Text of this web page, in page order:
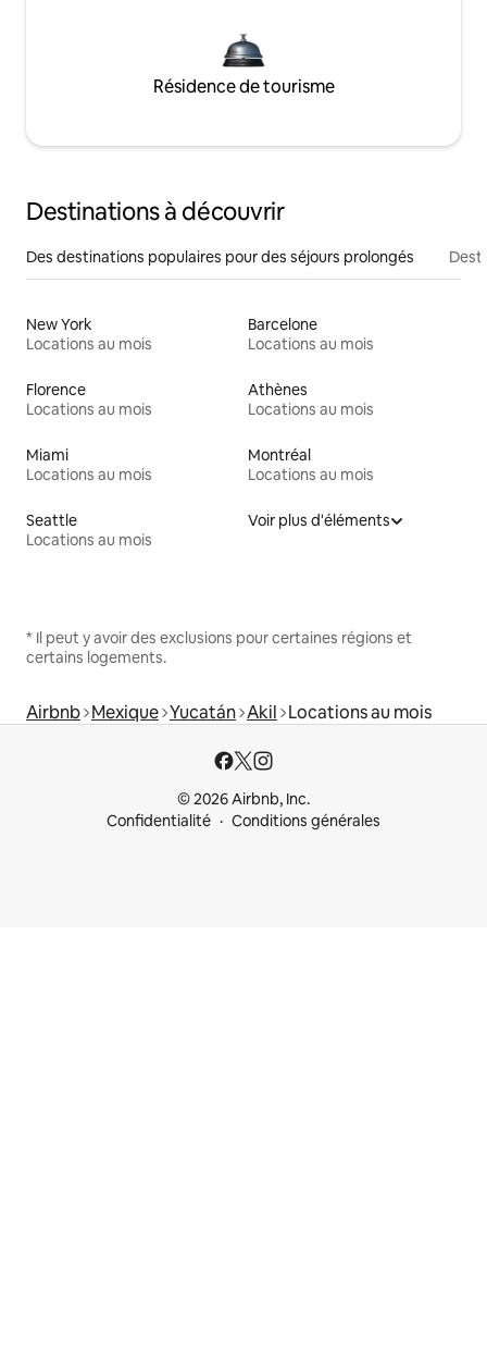
Résidence de tourisme
Destinations à découvrir
Des destinations populaires pour des séjours prolongés
New York
Locations au mois
Barcelone
Locations au mois
Florence
Locations au mois
Athènes
Locations au mois
Miami
Locations au mois
Montréal
Locations au mois
Seattle
Locations au mois
Voir plus d'éléments
* Il peut y avoir des exclusions pour certaines régions et
certains logements.
Airbnb Mexique Yucatán Akil Locations au mois
© 2026 Airbnb, Inc.
Confidentialité
Conditions générales